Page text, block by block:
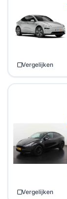
Vergelijken
Vergelijken